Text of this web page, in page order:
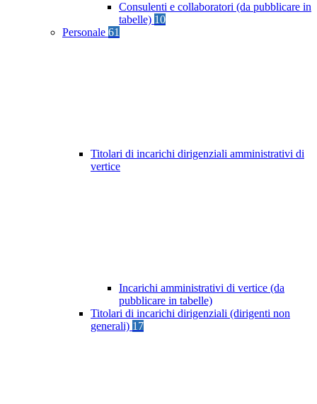
Consulenti e collaboratori (da pubblicare in
tabelle) 10
Personale 61
Titolari di incarichi dirigenziali amministrativi di
vertice
Incarichi amministrativi di vertice (da
pubblicare in tabelle)
Titolari di incarichi dirigenziali (dirigenti non
generali) 17